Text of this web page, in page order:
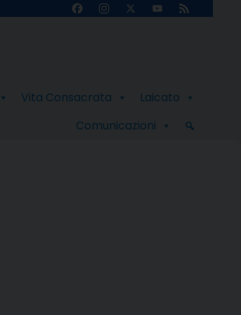
FacebookInstagram
X
YouTube
Feed
Vita Consacrata
Laicato
Comunicazioni